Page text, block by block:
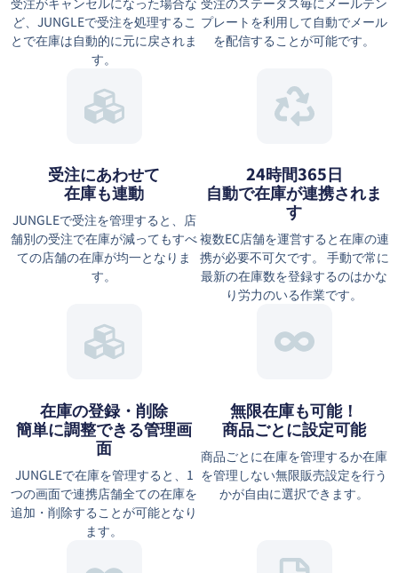
ど、JUNGLEで受注を処理するこ
とで在庫は自動的に元に戻されま
す。
プレートを利用して自動でメール
を配信することが可能です。
受注にあわせて
在庫も連動
JUNGLEで受注を管理すると、店
舗別の受注で在庫が減ってもすべ
ての店舗の在庫が均一となりま
す。
24時間365日
自動で在庫が連携されま
す
複数EC店舗を運営すると在庫の連
携が必要不可欠です。 手動で常に
最新の在庫数を登録するのはかな
り労力のいる作業です。
在庫の登録・削除
簡単に調整できる管理画
面
JUNGLEで在庫を管理すると、1
つの画面で連携店舗全ての在庫を
追加・削除することが可能となり
ます。
無限在庫も可能！
商品ごとに設定可能
商品ごとに在庫を管理するか在庫
を管理しない無限販売設定を行う
かが自由に選択できます。